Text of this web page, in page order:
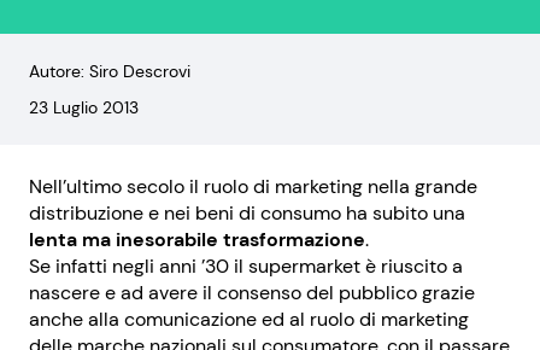
Autore: Siro Descrovi
23 Luglio 2013
Nell’ultimo secolo il ruolo di marketing nella grande
distribuzione e nei beni di consumo ha subito una
lenta ma inesorabile trasformazione.
Se infatti negli anni ’30 il supermarket è riuscito a
nascere e ad avere il consenso del pubblico grazie
anche alla comunicazione ed al ruolo di marketing